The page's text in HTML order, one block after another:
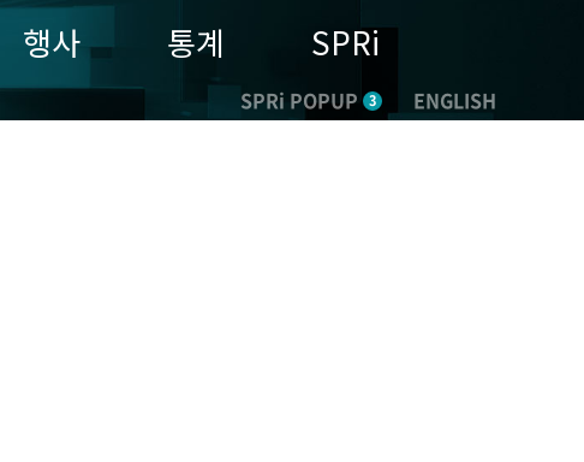
행사 통계 SPRi
SPRi POPUP 3 ENGLISH